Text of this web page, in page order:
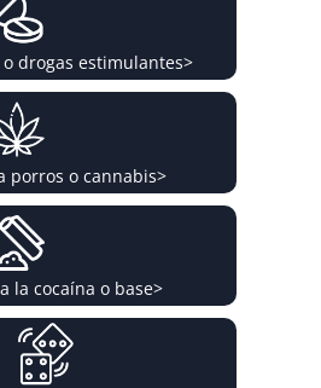
drogas estimulantes>
porros o cannabis>
la cocaína o base>